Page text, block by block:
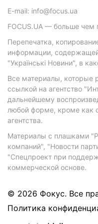
E-mail: info@focus.ua
FOCUS.UA — больше чем
Перепечатка,
информации,
"Українські Новини", в
Все материалы, которые
ссылкой на агентство
дальнейшему
любой форме, кроме как
агентства.
Материалы с плашками
компаний", "Новости
"Спецпроект при
коммерческой основе.
© 2026 Фокус. Все
Политика